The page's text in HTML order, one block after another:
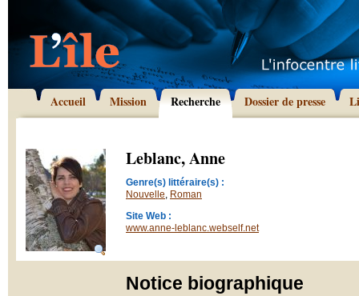
Accueil Mission Recherche Dossier de presse
Leblanc, Anne
Genre(s) littéraire(s) :
Nouvelle, Roman
Site Web :
www.anne-leblanc.webself.net
Notice biographique